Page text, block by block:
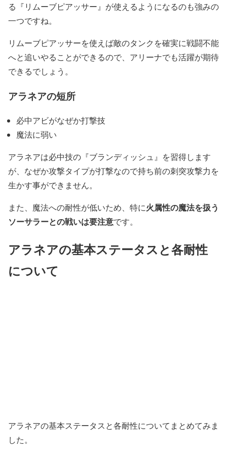
る『リムーブピアッサー』が使えるようになるのも強みの
一つですね。
リムーブピアッサーを使えば敵のタンクを確実に戦闘不能
へと追いやることができるので、アリーナでも活躍が期待
できるでしょう。
アラネアの短所
必中アビがなぜか打撃技
魔法に弱い
アラネアは必中技の『ブランディッシュ』を習得します
が、なぜか攻撃タイプが打撃なので持ち前の刺突攻撃力を
生かす事ができません。
また、魔法への耐性が低いため、特に火属性の魔法を扱う
ソーサラーとの戦いは要注意です。
アラネアの基本ステータスと各耐性
について
アラネアの基本ステータスと各耐性についてまとめてみま
した。